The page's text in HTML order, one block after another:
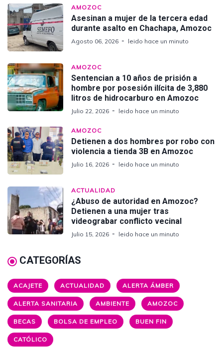
AMOZOC
Asesinan a mujer de la tercera edad
durante asalto en Chachapa, Amozoc
Agosto 06, 2026 leido hace un minuto
AMOZOC
Sentencian a 10 años de prisión a
hombre por posesión ilícita de 3,880
litros de hidrocarburo en Amozoc
Julio 22, 2026 leido hace un minuto
AMOZOC
Detienen a dos hombres por robo con
violencia a tienda 3B en Amozoc
Julio 16, 2026 leido hace un minuto
ACTUALIDAD
¿Abuso de autoridad en Amozoc?
Detienen a una mujer tras
videograbar conflicto vecinal
Julio 15, 2026 leido hace un minuto
CATEGORÍAS
ACAJETE ACTUALIDAD ALERTA ÁMBER
ALERTA SANITARIA AMBIENTE AMOZOC
BECAS BOLSA DE EMPLEO BUEN FIN
CATÓLICO